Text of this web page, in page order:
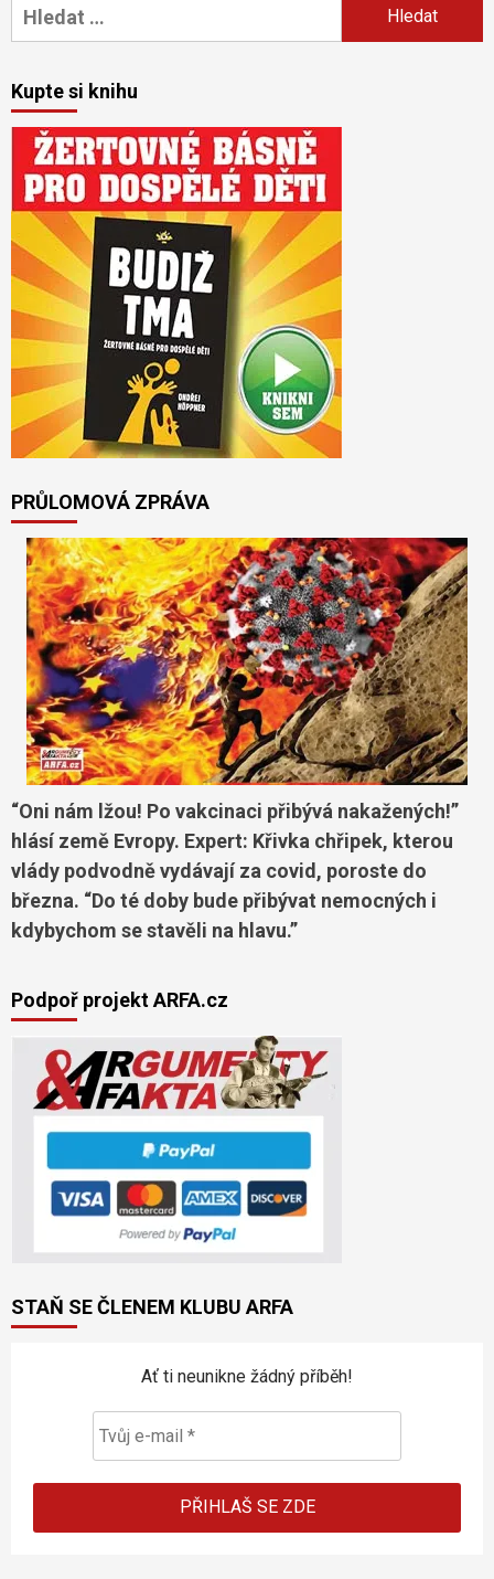
Vyhledávání
Kupte si knihu
PRŮLOMOVÁ ZPRÁVA
“Oni nám lžou! Po vakcinaci přibývá nakažených!”
hlásí země Evropy. Expert: Křivka chřipek, kterou
vlády podvodně vydávají za covid, poroste do
března. “Do té doby bude přibývat nemocných i
kdybychom se stavěli na hlavu.”
Podpoř projekt ARFA.cz
STAŇ SE ČLENEM KLUBU ARFA
Ať ti neunikne žádný příběh!